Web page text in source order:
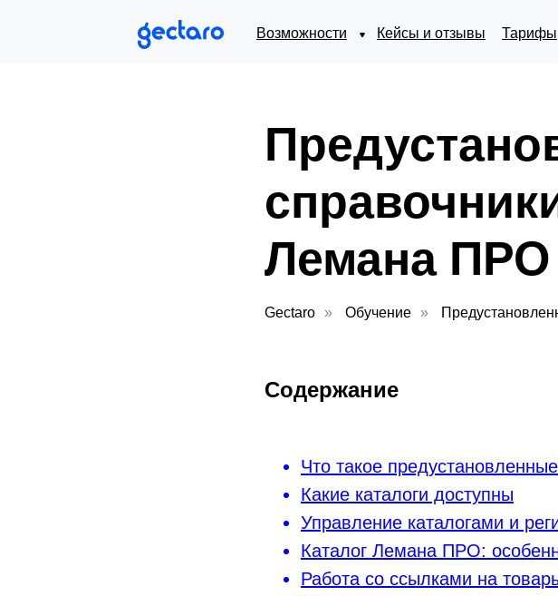
Возможности Кейсы и отзывы Тарифы
Лемана ПРО
Gectaro » Обучение »
Содержание
Что такое
Какие каталоги доступны
Управление каталогами и
Каталог Лемана ПРО:
Работа со ссылками на